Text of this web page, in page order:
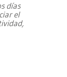
días
el